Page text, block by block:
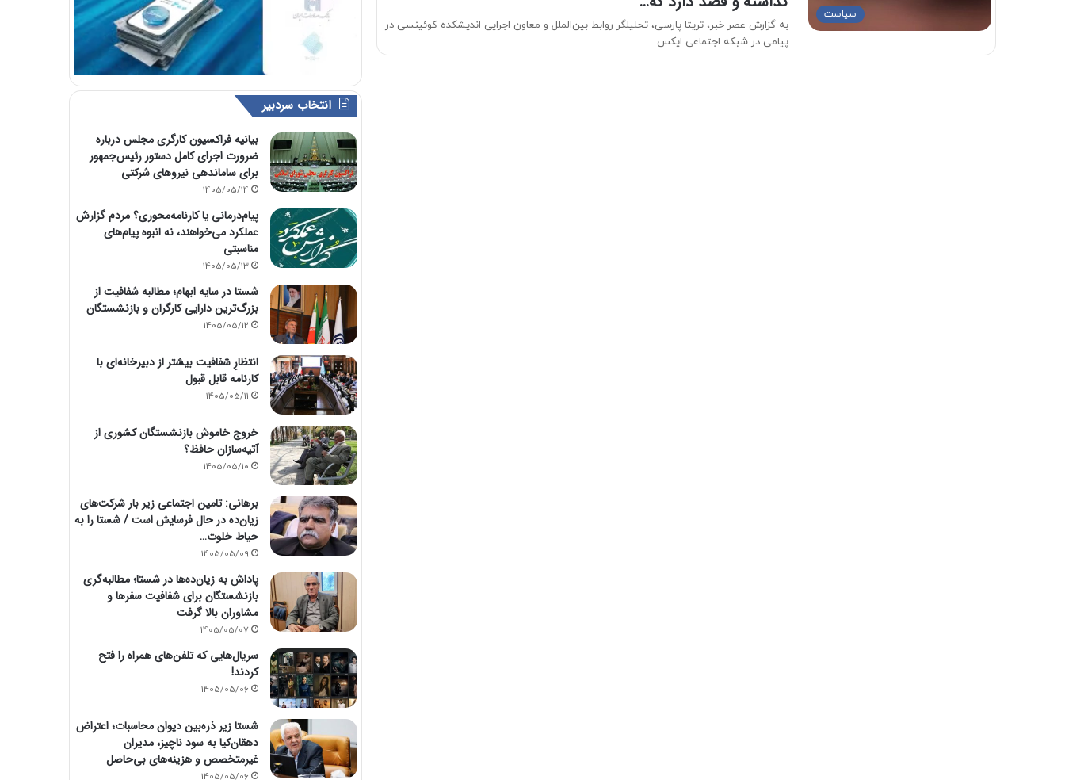
سیاست
به گزارش عصر خبر، تریتا پارسی، تحلیلگر روابط بین‌الملل و معاون اجرایی اندیشکده کوئینسی در
پیامی در شبکه اجتماعی ایکس…
انتخاب سردبیر
بیانیه فراکسیون کارگری مجلس درباره
ضرورت اجرای کامل دستور رئیس‌جمهور
برای ساماندهی نیروهای شرکتی
1405/05/14
پیام‌درمانی یا کارنامه‌محوری؟ مردم گزارش
عملکرد می‌خواهند، نه انبوه پیام‌های
مناسبتی
1405/05/13
شستا در سایه ابهام؛ مطالبه شفافیت از
بزرگ‌ترین دارایی کارگران و بازنشستگان
1405/05/12
انتظارِ شفافیت بیشتر از دبیرخانه‌ای با
کارنامه قابل قبول
1405/05/11
خروج خاموش بازنشستگان کشوری از
آتیه‌سازان حافظ؟
1405/05/10
برهانی: تامین اجتماعی زیر بار شرکت‌های
زیان‌ده در حال فرسایش است / شستا را به
حیاط خلوت…
1405/05/09
پاداش به زیان‌ده‌ها در شستا؛ مطالبه‌گری
بازنشستگان برای شفافیت سفرها و
مشاوران بالا گرفت
1405/05/07
سریال‌هایی که تلفن‌های همراه را فتح
کردند!
1405/05/06
شستا زیر ذره‌بین دیوان محاسبات؛ اعتراض
دهقان‌کیا به سود ناچیز، مدیران
غیرمتخصص و هزینه‌های بی‌حاصل
1405/05/06